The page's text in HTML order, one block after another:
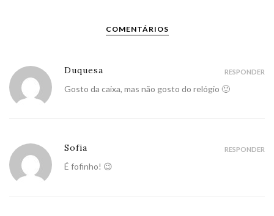
COMENTÁRIOS
Duquesa
Gosto da caixa, mas não gosto do relógio 🙂
RESPONDER
Sofia
É fofinho! 😉
RESPONDER